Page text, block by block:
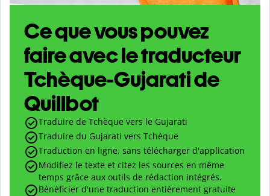
Ce que vous pouvez
faire avec le traducteur
Tchèque-Gujarati de
Quillbot
Traduire de Tchèque vers le Gujarati
Traduire du Gujarati vers Tchèque
Traduction en ligne, sans télécharger d'application
Modifiez le texte et citez les sources en même
temps grâce aux outils de rédaction intégrés.
Bénéficier d'une traduction entièrement gratuite